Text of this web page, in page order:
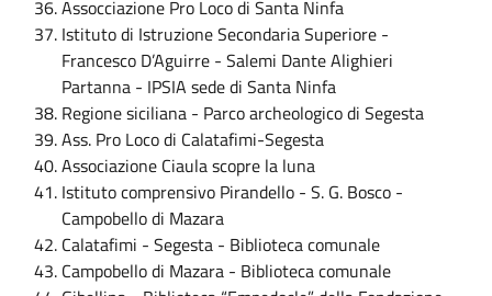
Assocciazione Pro Loco di Santa Ninfa
Istituto di Istruzione Secondaria Superiore -
Francesco D’Aguirre - Salemi Dante Alighieri
Partanna - IPSIA sede di Santa Ninfa
Regione siciliana - Parco archeologico di Segesta
Ass. Pro Loco di Calatafimi-Segesta
Associazione Ciaula scopre la luna
Istituto comprensivo Pirandello - S. G. Bosco -
Campobello di Mazara
Calatafimi - Segesta - Biblioteca comunale
Campobello di Mazara - Biblioteca comunale